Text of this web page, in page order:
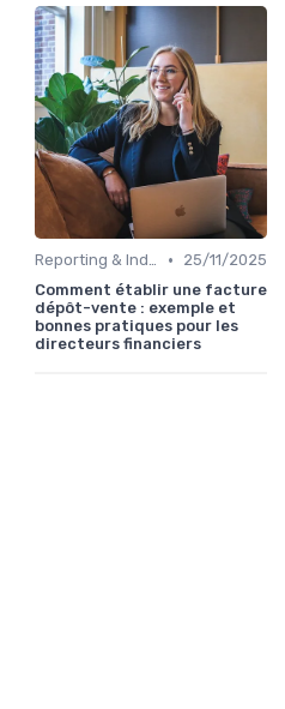
Reporting & Indicateurs •
25/11/2025
Comment établir une facture
dépôt-vente : exemple et
bonnes pratiques pour les
directeurs financiers